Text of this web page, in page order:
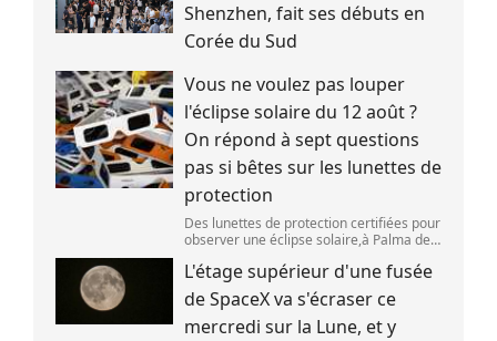
Shenzhen, fait ses débuts en
Corée du Sud
Vous ne voulez pas louper
l'éclipse solaire du 12 août ?
On répond à sept questions
pas si bêtes sur les lunettes de
protection
Des lunettes de protection certifiées pour
observer une éclipse solaire,à Palma de
(JAIME REINA )
L'étage supérieur d'une fusée
de SpaceX va s'écraser ce
mercredi sur la Lune, et y